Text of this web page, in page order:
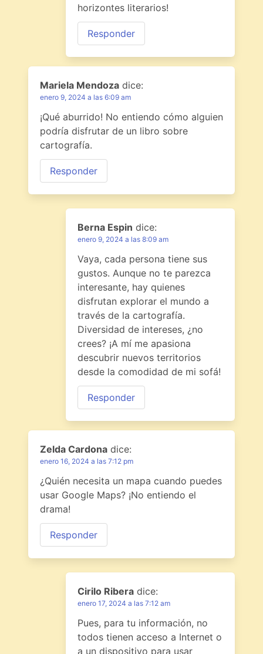
horizontes literarios!
Responder
Mariela Mendoza dice:
enero 9, 2024 a las 6:09 am
¡Qué aburrido! No entiendo cómo alguien
podría disfrutar de un libro sobre
cartografía.
Responder
Berna Espin dice:
enero 9, 2024 a las 8:09 am
Vaya, cada persona tiene sus
gustos. Aunque no te parezca
interesante, hay quienes
disfrutan explorar el mundo a
través de la cartografía.
Diversidad de intereses, ¿no
crees? ¡A mí me apasiona
descubrir nuevos territorios
desde la comodidad de mi sofá!
Responder
Zelda Cardona dice:
enero 16, 2024 a las 7:12 pm
¿Quién necesita un mapa cuando puedes
usar Google Maps? ¡No entiendo el
drama!
Responder
Cirilo Ribera dice:
enero 17, 2024 a las 7:12 am
Pues, para tu información, no
todos tienen acceso a Internet o
a un dispositivo para usar